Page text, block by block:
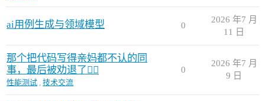
ai用例生成与领域模型 0
2026 年7 月
11 日
那个把代码写得亲妈都不认的同
事，最后被劝退了🤷‍♂️
性能测试 ,技术交流
0
2026 年7 月
9 日